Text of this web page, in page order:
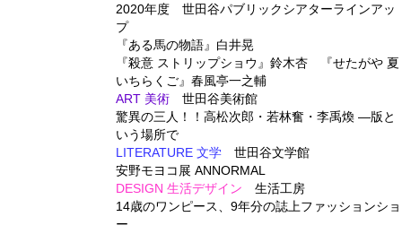
2020年度 世田谷パブリックシアターラインアッ
プ
『ある馬の物語』白井晃
『殺意 ストリップショウ』鈴木杏 『せたがや 夏
いちらくご』春風亭一之輔
ART 美術 世田谷美術館
驚異の三人！！高松次郎・若林奮・李禹煥 ―版と
いう場所で
LITERATURE 文学 世田谷文学館
安野モヨコ展 ANNORMAL
DESIGN 生活デザイン 生活工房
14歳のワンピース、9年分の誌上ファッションショ
ー